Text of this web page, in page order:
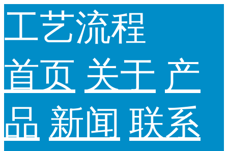
工艺流程
首页 关于 产
品 新闻 联系